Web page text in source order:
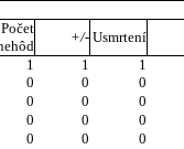
Počet
+/- Usmrtení
1 1
1
0 0
0
0 0
0
0 0
0
0 0
0